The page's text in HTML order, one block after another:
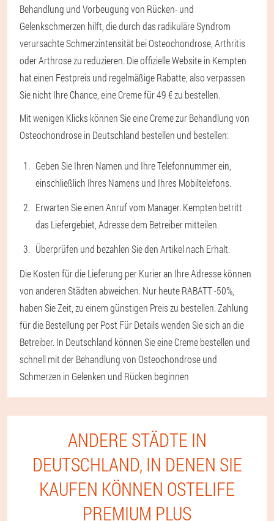
Behandlung und Vorbeugung von Rücken- und
Gelenkschmerzen hilft, die durch das radikuläre Syndrom
verursachte Schmerzintensität bei Osteochondrose, Arthritis
oder Arthrose zu reduzieren. Die offizielle Website in Kempten
hat einen Festpreis und regelmäßige Rabatte, also verpassen
Sie nicht Ihre Chance, eine Creme für 49 € zu bestellen.
Mit wenigen Klicks können Sie eine Creme zur Behandlung von
Osteochondrose in Deutschland bestellen und bestellen:
Geben Sie Ihren Namen und Ihre Telefonnummer ein,
einschließlich Ihres Namens und Ihres Mobiltelefons.
Erwarten Sie einen Anruf vom Manager. Kempten betritt
das Liefergebiet, Adresse dem Betreiber mitteilen.
Überprüfen und bezahlen Sie den Artikel nach Erhalt.
Die Kosten für die Lieferung per Kurier an Ihre Adresse können
von anderen Städten abweichen. Nur heute RABATT -50%,
haben Sie Zeit, zu einem günstigen Preis zu bestellen. Zahlung
für die Bestellung per Post Für Details wenden Sie sich an die
Betreiber. In Deutschland können Sie eine Creme bestellen und
schnell mit der Behandlung von Osteochondrose und
Schmerzen in Gelenken und Rücken beginnen
ANDERE STÄDTE IN
DEUTSCHLAND, IN DENEN SIE
KAUFEN KÖNNEN OSTELIFE
PREMIUM PLUS